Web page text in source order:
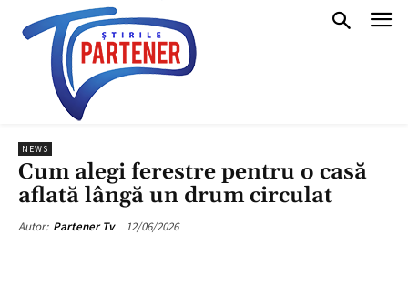
NEWS
Cum alegi ferestre pentru o casă
aflată lângă un drum circulat
Autor: Partener Tv 12/06/2026